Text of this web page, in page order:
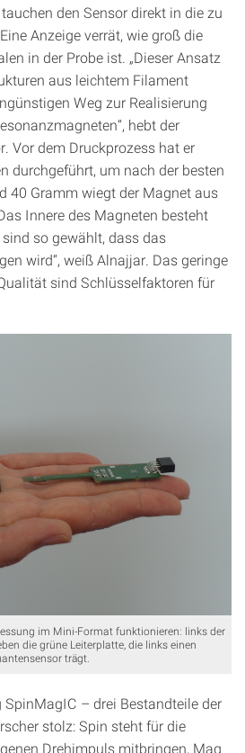
den Sensor direkt in die zu
Anzeige verrät, wie groß die
in der Probe ist. „Dieser Ansatz
aus leichtem Filament
Weg zur Realisierung
hebt der
Vor dem Druckprozess hat er
durchgeführt, um nach der besten
40 Gramm wiegt der Magnet aus
Innere des Magneten besteht
sind so gewählt, dass das
wird“, weiß Alnajjar. Das geringe
sind Schlüsselfaktoren für
im Mini-Format funktionieren: links der
die grüne Leiterplatte, die links einen
trägt.
– drei Bestandteile der
stolz: Spin steht für die
Drehimpuls mitbringen, Mag